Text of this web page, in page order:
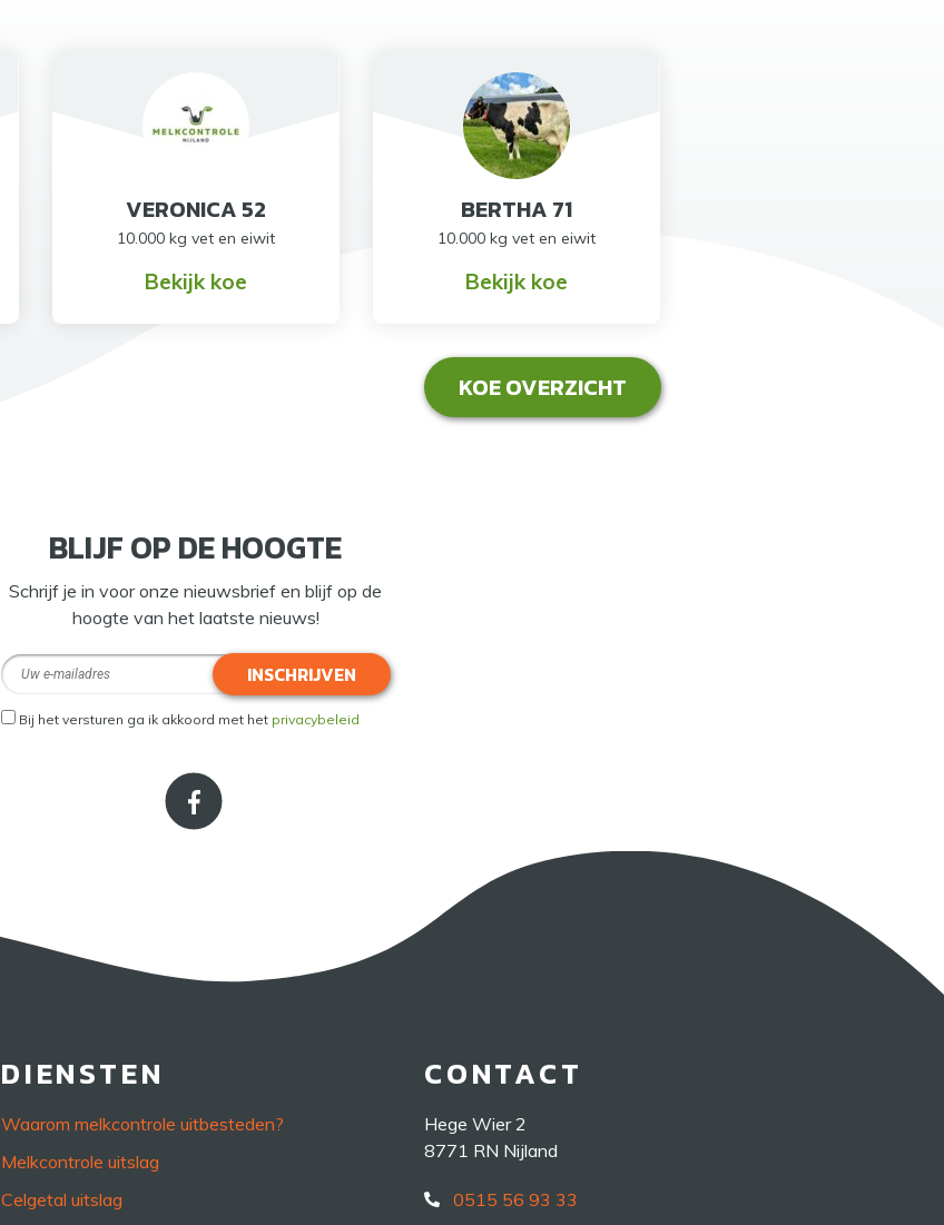
VERONICA 52
10.000 kg vet en eiwit
Bekijk koe
BERTHA 71
10.000 kg vet en eiwit
Bekijk koe
KOE OVERZICHT
BLIJF OP DE HOOGTE
Schrijf je in voor onze nieuwsbrief en blijf op de
hoogte van het laatste nieuws!
INSCHRIJVEN
Bij het versturen ga ik akkoord met het privacybeleid
DIENSTEN
Waarom melkcontrole uitbesteden?
Melkcontrole uitslag
Celgetal uitslag
CONTACT
Hege Wier 2
8771 RN Nijland
0515 56 93 33